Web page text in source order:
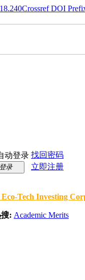
Crossref DOI
动登录 找回密码
登录
立即注册
Tech Investing
: Academic Merits